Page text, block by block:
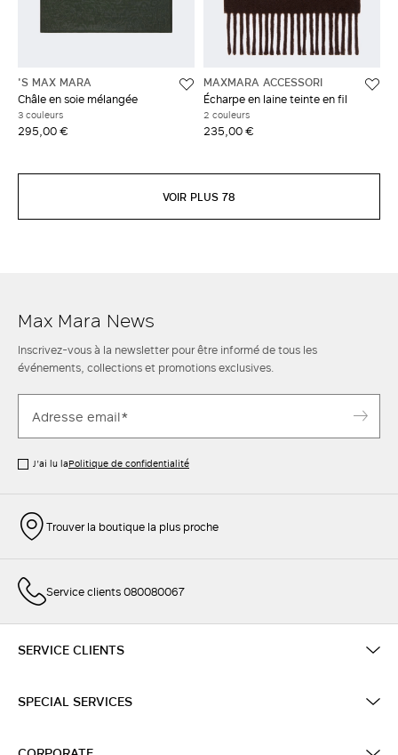
'S MAX MARA
Châle en soie mélangée
3 couleurs
295,00 €
MAXMARA ACCESSORI
Écharpe en laine teinte en fil
2 couleurs
235,00 €
VOIR PLUS 78
Max Mara News
Inscrivez-vous à la newsletter pour être informé de tous les
événements, collections et promotions exclusives.
J’ai lu laPolitique de confidentialité
Trouver la boutique la plus proche
Service clients 080080067
SERVICE CLIENTS
SPECIAL SERVICES